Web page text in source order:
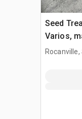
Seed
Varios,
Rocanville,